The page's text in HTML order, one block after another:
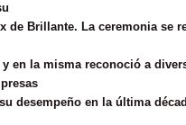
de Brillante. La ceremonia se
y en la misma reconoció a
desempeño en la última